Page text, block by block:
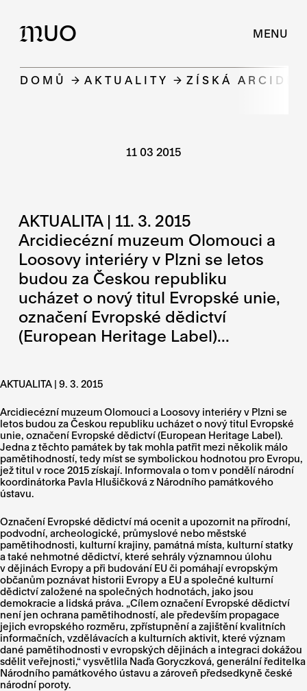
MUO MENU
DOMŮ AKTUALITY ZÍSKÁ
11 03 2015
AKTUALITA | 11. 3. 2015
Arcidiecézní muzeum Olomouci a
Loosovy interiéry v Plzni se letos
budou za Českou republiku
ucházet o nový titul Evropské unie,
označení Evropské dědictví
(European Heritage Label)...
AKTUALITA | 9. 3. 2015
Arcidiecézní muzeum Olomouci a Loosovy interiéry v Plzni se
letos budou za Českou republiku ucházet o nový titul Evropské
unie, označení Evropské dědictví (European Heritage Label).
Jedna z těchto památek by tak mohla patřit mezi několik málo
pamětihodností, tedy míst se symbolickou hodnotou pro Evropu,
jež titul v roce 2015 získají. Informovala o tom v pondělí národní
koordinátorka Pavla Hlušičková z Národního památkového
ústavu.
Označení Evropské dědictví má ocenit a upozornit na přírodní,
podvodní, archeologické, průmyslové nebo městské
pamětihodnosti, kulturní krajiny, památná místa, kulturní statky
a také nehmotné dědictví, které sehrály významnou úlohu
v dějinách Evropy a při budování EU či pomáhají evropským
občanům poznávat historii Evropy a EU a společné kulturní
dědictví založené na společných hodnotách, jako jsou
demokracie a lidská práva. „Cílem označení Evropské dědictví
není jen ochrana pamětihodností, ale především propagace
jejich evropského rozměru, zpřístupnění a zajištění kvalitních
informačních, vzdělávacích a kulturních aktivit, které význam
dané pamětihodnosti v evropských dějinách a integraci dokážou
sdělit veřejnosti,“ vysvětlila Naďa Goryczková, generální ředitelka
Národního památkového ústavu a zároveň předsedkyně české
národní poroty.